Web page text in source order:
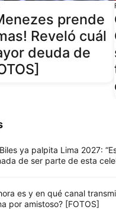
prende
Reveló cuál
deuda de
ya palpita Lima 2027:
de ser parte de esta
es y en qué canal
por amistoso? [FOTOS]